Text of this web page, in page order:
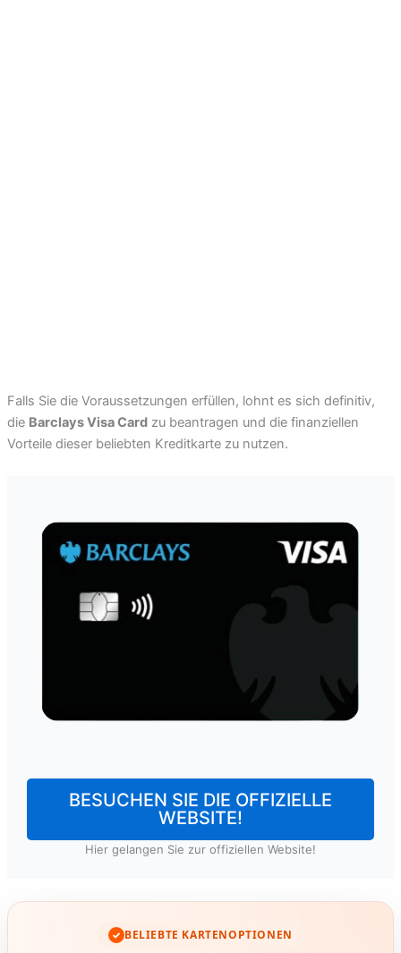
Falls Sie die Voraussetzungen erfüllen, lohnt es sich definitiv,
die Barclays Visa Card zu beantragen und die finanziellen
Vorteile dieser beliebten Kreditkarte zu nutzen.
BESUCHEN SIE DIE OFFIZIELLE
WEBSITE!
Hier gelangen Sie zur offiziellen Website!
✓ BELIEBTE KARTENOPTIONEN